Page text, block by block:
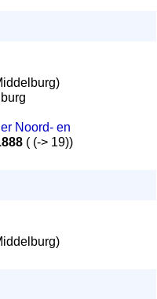
Noord- en
( (-> 19))